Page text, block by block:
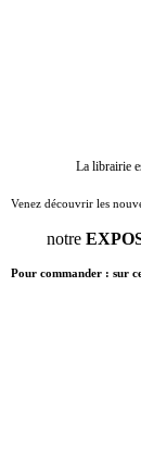
La librairie
Venez découvrir les
notre
Pour commander : sur